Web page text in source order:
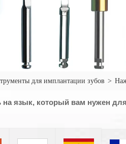
для имплантации зубов >
на язык, который вам нужен